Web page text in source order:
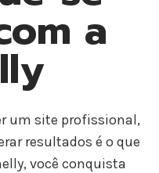
a
um site profissional,
resultados é o que
você conquista